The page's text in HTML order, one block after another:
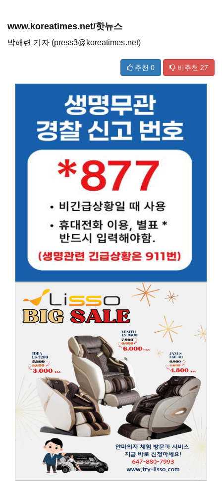
www.koreatimes.net/핫뉴스
박해련 기자 (press3@koreatimes.net)
추천 0 비추천 27